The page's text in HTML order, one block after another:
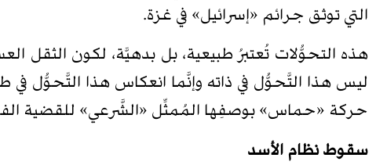
التي توثق جرائم «إسرائيل» في غزة.
هذه التحوُّلات تُعتبرُ طبيعية، بل بدهيَّة، لكون الثقل
ليس هذا التَّحوُّل في ذاته وإنَّما انعكاس هذا التَّحوُّل
حركة «حماس» بوصفِها المُمثِّل «الشَّرعي» للقضية
سقوط نظام الأسد